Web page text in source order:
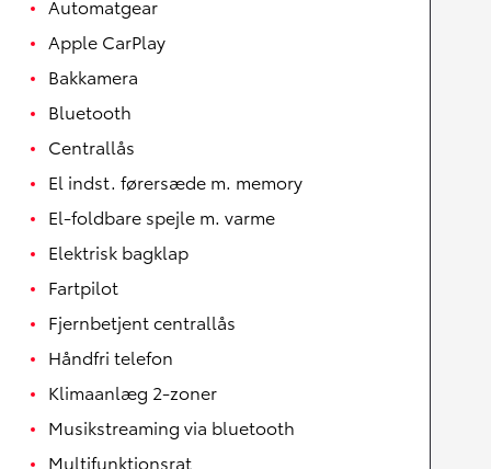
Automatgear
Apple CarPlay
Bakkamera
Bluetooth
Centrallås
El indst. førersæde m. memory
El-foldbare spejle m. varme
Elektrisk bagklap
Fartpilot
Fjernbetjent centrallås
Håndfri telefon
Klimaanlæg 2-zoner
Musikstreaming via bluetooth
Multifunktionsrat